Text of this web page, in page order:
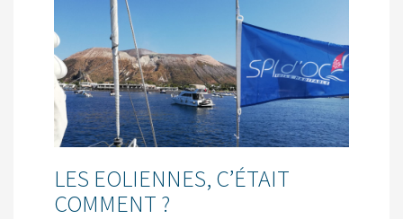
LES EOLIENNES, C’ÉTAIT
COMMENT ?